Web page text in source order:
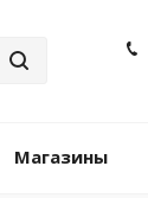
Магазины